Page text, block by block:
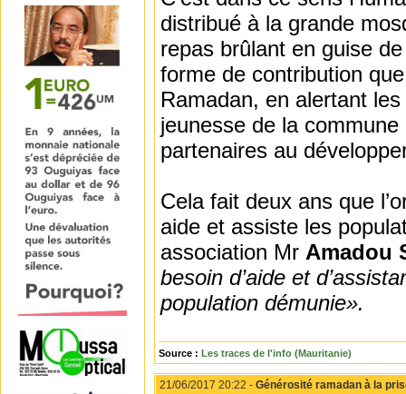
distribué à la grande
repas brûlant en guise
forme de contribution
Ramadan, en alertant
jeunesse de la
partenaires au
Cela fait deux ans que
aide et assiste les
association Mr Amadou
besoin d’aide et
population démunie».
Source : Les traces de l'info (Mauritanie)
21/06/2017 20:22 - Générosité ramadan à la